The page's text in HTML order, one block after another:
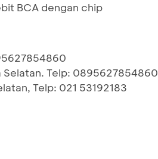
BCA dengan chip
Telp: 0895627854860
Telp: 021 53192183